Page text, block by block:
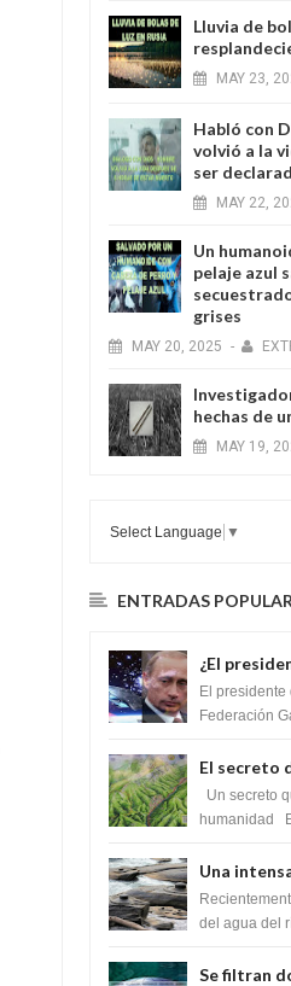
Lluvia de
MAY 23,
Habló con
volvió a la
ser
MAY 22,
Un
pelaje azul
grises
MAY 20, 2025 -
hechas de
MAY 19,
Select Language ▼
ENTRADAS
¿El
la
tratado
El presidente
Federación
Si...
El secreto
que
de la
Un secreto
humanidad
m...
Una
Shiva
del agua del
Shiv...
Se filtran